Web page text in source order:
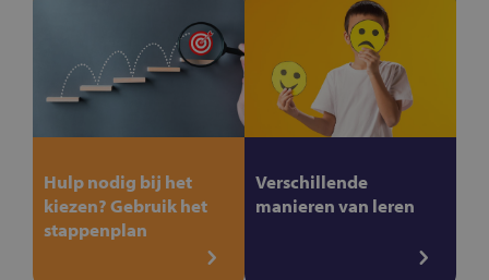
Hulp nodig bij het
kiezen? Gebruik het
stappenplan
Verschillende
manieren van leren